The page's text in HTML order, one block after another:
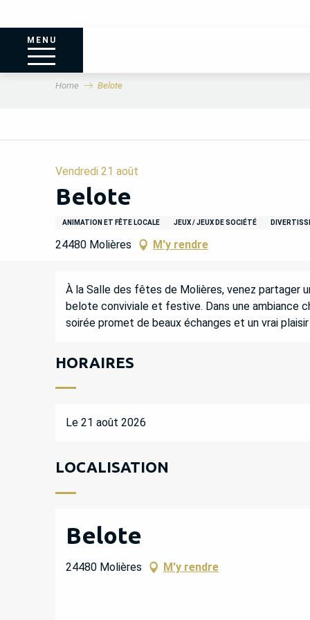
MENU
Home Belote
Vendredi 21 août
Belote
ANIMATION ET FÊTE LOCALE JEUX / JEUX DE SOCIÉTÉ
24480 Molières M'y rendre
DESCRIPTION
À la Salle des fêtes de Molières, venez partager
belote conviviale et festive. Dans une ambiance
soirée promet de beaux échanges et un vrai
HORAIRES
Le 21 août 2026
LOCALISATION
Belote
24480 Molières M'y rendre